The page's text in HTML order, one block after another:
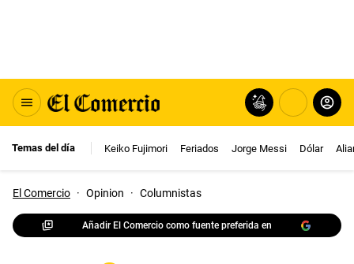
Temas del día Keiko Fujimori Feriados Jorge Messi Dólar
El Comercio · Opinion · Columnistas
Añadir El Comercio como fuente preferida en